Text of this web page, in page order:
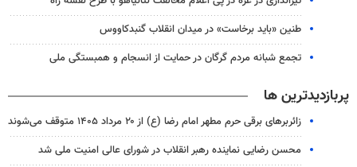
طنین «باید برخاست» در میدان انقلاب گنبدکاووس
تجمع شبانه مردم گرگان در حمایت از انسجام و همبستگی ملی
پربازدیدترین ها
زائربرهای برقی حرم مطهر امام رضا (ع) از ۲۰ مرداد ۱۴۰۵ متوقف می‌شوند
محسن رضایی نماینده رهبر انقلاب در شورای عالی امنیت ملی شد